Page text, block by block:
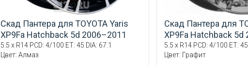
Скад Пантера для TOYOTA Yaris
XP9Fa Hatchback 5d 2006–2011
5.5 x R14 PCD: 4/100 ET: 45 DIA: 67.1
Цвет: Алмаз
Скад Пантера для
XP9Fa Hatchback 5d
5.5 x R14 PCD: 4/100 ET: 45
Цвет: Графит